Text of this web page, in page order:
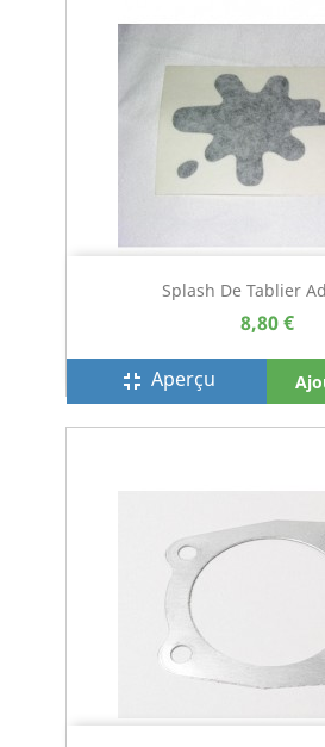
Splash De Tablier
8,80 €
fullscreen_exit Aperçu